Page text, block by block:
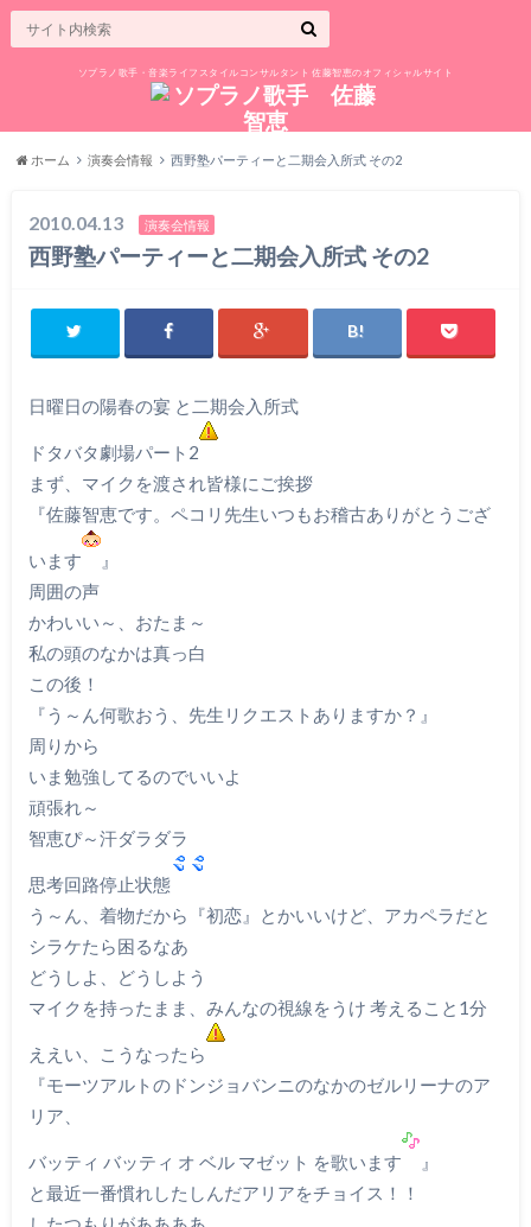
ソプラノ歌手・音楽ライフスタイルコンサルタント 佐藤智恵のオフィシャルサイト
ホーム 演奏会情報 西野塾パーティーと二期会入所式 その2
2010.04.13 演奏会情報
西野塾パーティーと二期会入所式 その2
日曜日の陽春の宴 と二期会入所式
ドタバタ劇場パート2
まず、マイクを渡され皆様にご挨拶
『佐藤智恵です。ペコリ 先生いつもお稽古ありがとうござ
います
』
周囲の声
かわいい～、おたま～
私の頭のなかは真っ白
この後！
『う～ん何歌おう、先生リクエストありますか？』
周りから
いま勉強してるのでいいよ
頑張れ～
智恵ぴ～汗ダラダラ
思考回路停止状態
う～ん、着物だから『初恋』とかいいけど、アカペラだと
シラケたら困るなあ
どうしよ、どうしよう
マイクを持ったまま、みんなの視線をうけ 考えること1分
ええい、こうなったら
『モーツアルトのドンジョバンニのなかのゼルリーナのア
リア、
バッティ バッティ オ ベル マゼット を歌います
』
と最近一番慣れしたしんだアリアをチョイス！！